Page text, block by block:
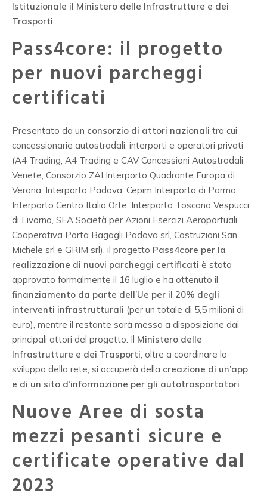
Istituzionale il Ministero delle Infrastrutture e dei
Trasporti .
Pass4core: il progetto
per nuovi parcheggi
certificati
Presentato da un consorzio di attori nazionali tra cui
concessionarie autostradali, interporti e operatori privati
(A4 Trading, A4 Trading e CAV Concessioni Autostradali
Venete, Consorzio ZAI Interporto Quadrante Europa di
Verona, Interporto Padova, Cepim Interporto di Parma,
Interporto Centro Italia Orte, Interporto Toscano Vespucci
di Livorno, SEA Società per Azioni Esercizi Aeroportuali,
Cooperativa Porta Bagagli Padova srl, Costruzioni San
Michele srl e GRIM srl), il progetto Pass4core per la
realizzazione di nuovi parcheggi certificati è stato
approvato formalmente il 16 luglio e ha ottenuto il
finanziamento da parte dell’Ue per il 20% degli
interventi infrastrutturali (per un totale di 5,5 milioni di
euro), mentre il restante sarà messo a disposizione dai
principali attori del progetto. Il Ministero delle
Infrastrutture e dei Trasporti, oltre a coordinare lo
sviluppo della rete, si occuperà della creazione di un’app
e di un sito d’informazione per gli autotrasportatori.
Nuove Aree di sosta
mezzi pesanti sicure e
certificate operative dal
2023